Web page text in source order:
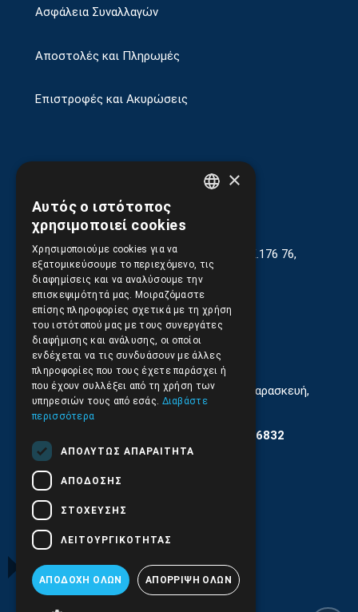
Ασφάλεια Συναλλαγών
Αποστολές και Πληρωμές
Επιστροφές και Ακυρώσεις
Γεωργίου Κρέμου 13-17, Καλλιθέα, Τ.Κ.176 76,
Αθήνα, Ελλάδα
210.9566.401(11.30-17.00)
210.9566.402
Email: info@pds.com.gr
Εξυπηρέτηση Κοινού Δευτέρα έως Παρασκευή,
11:30 - 17.00
Αρ. ΓΕΜΗ 6204101000 | Αρ. ΕΜΠΑ 6832
×
Αυτός ο ιστότοπος
χρησιμοποιεί cookies
Χρησιμοποιούμε cookies για να
εξατομικεύσουμε το περιεχόμενο, τις
διαφημίσεις και να αναλύσουμε την
επισκεψιμότητά μας. Μοιραζόμαστε
επίσης πληροφορίες σχετικά με τη χρήση
του ιστότοπού μας με τους συνεργάτες
διαφήμισης και ανάλυσης, οι οποίοι
ενδέχεται να τις συνδυάσουν με άλλες
πληροφορίες που τους έχετε παράσχει ή
που έχουν συλλέξει από τη χρήση των
υπηρεσιών τους από εσάς. Διαβάστε
περισσότερα
ΑΠΟΛΎΤΩΣ ΑΠΑΡΑΊΤΗΤΑ
ΑΠΌΔΟΣΗΣ
ΣΤΌΧΕΥΣΗΣ
ΛΕΙΤΟΥΡΓΙΚΌΤΗΤΑΣ
ΑΠΟΔΟΧΉ ΌΛΩΝ ΑΠΌΡΡΙΨΗ ΌΛΩΝ